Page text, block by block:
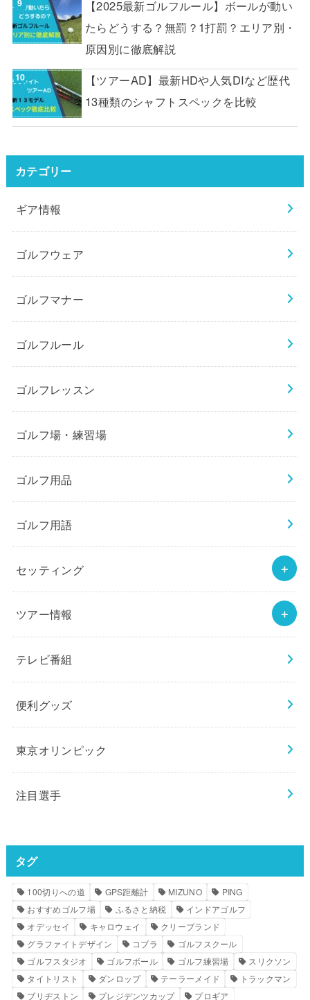
【2025最新ゴルフルール】ボールが動い
たらどうする？無罰？1打罰？エリア別・
原因別に徹底解説
【ツアーAD】最新HDや人気DIなど歴代
13種類のシャフトスペックを比較
カテゴリー
ギア情報
ゴルフウェア
ゴルフマナー
ゴルフルール
ゴルフレッスン
ゴルフ場・練習場
ゴルフ用品
ゴルフ用語
セッティング
ツアー情報
テレビ番組
便利グッズ
東京オリンピック
注目選手
タグ
100切りへの道 GPS距離計 MIZUNO
PING
おすすめゴルフ場
ふるさと納税
インドアゴルフ
オデッセイ
キャロウェイ
クリーブランド
グラファイトデザイン
コブラ
ゴルフスクール
ゴルフスタジオ
ゴルフボール ゴルフ練習場
スリクソン
タイトリスト
ダンロップ テーラーメイド
トラックマン
ブリヂストン
プレジデンツカップ プロギア